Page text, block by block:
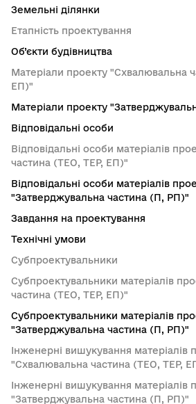
Земельні ділянки
Етапність проектування
Об’єкти будівництва
Матеріали проекту "Схвалювальна
ЕП)"
Матеріали проекту
Відповідальні особи
Відповідальні особи матеріалів
частина (ТЕО, ТЕР, ЕП)"
Відповідальні особи матеріалів
"Затверджувальна частина (П, РП)"
Завдання на проектування
Технічні умови
Субпроектувальники
Субпроектувальники матеріалів
частина (ТЕО, ТЕР, ЕП)"
Субпроектувальники матеріалів
"Затверджувальна частина (П, РП)"
Інженерні вишукування матеріалів
"Схвалювальна частина (ТЕО, ТЕР,
Інженерні вишукування матеріалів
"Затверджувальна частина (П, РП)"